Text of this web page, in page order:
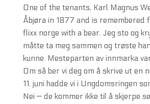
One of the tenants, Karl Magnus
Åbjøra in 1877 and is remembered
flixx norge with a bear. Jeg sto og
måtte ta meg sammen og trøste
kunne. Mesteparten av innmarka
Om så ber vi deg om å skrive ut en
11. juni hadde vi i Ungdomsringen
Nei — de kommer ikke til å skjerpe